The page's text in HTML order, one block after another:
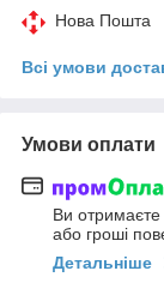
Нова Пошта
Всі умови
Умови оплати
Ви
або гроші
Детальніше